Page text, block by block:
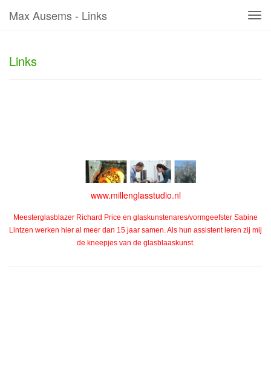
Max Ausems - Links
Links
www.millenglasstudio.nl
Meesterglasblazer Richard Price en glaskunstenares/vormgeefster Sabine
Lintzen werken hier al meer dan 15 jaar samen. Als hun assistent leren zij mij
de kneepjes van de glasblaaskunst.